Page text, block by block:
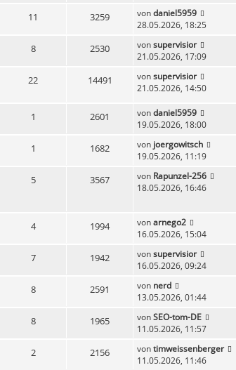
11 3259 vondaniel5959
28.05.2026, 18:25
8 2530 vonsupervisior
21.05.2026, 17:09
22 14491 vonsupervisior
21.05.2026, 14:50
1 2601 vondaniel5959
19.05.2026, 18:00
1 1682 von joergowitsch
19.05.2026, 11:19
5 3567 von Rapunzel-256
18.05.2026, 16:46
4 1994 vonarnego2
16.05.2026, 15:04
7 1942 vonsupervisior
16.05.2026, 09:24
8 2591 von nerd
13.05.2026, 01:44
8 1965 vonSEO-tom-DE
11.05.2026, 11:57
2 2156 vontimweissenberger
11.05.2026, 11:46